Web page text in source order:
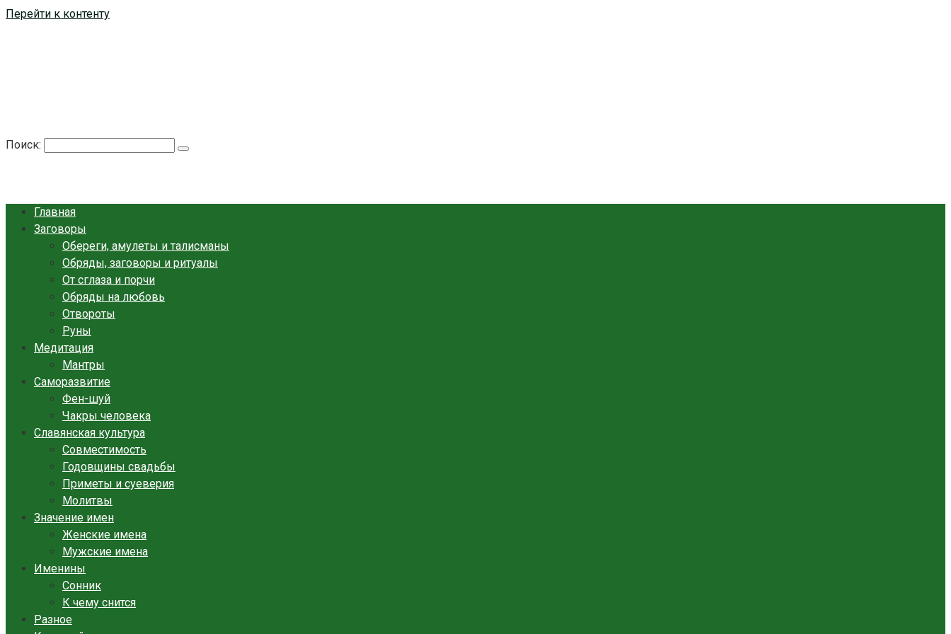
Перейти к контенту
Поиск:
Главная
Заговоры
Обереги, амулеты и талисманы
Обряды, заговоры и ритуалы
От сглаза и порчи
Обряды на любовь
Отвороты
Руны
Медитация
Мантры
Саморазвитие
Фен-шуй
Чакры человека
Славянская культура
Совместимость
Годовщины свадьбы
Приметы и суеверия
Молитвы
Значение имен
Женские имена
Мужские имена
Именины
Сонник
К чему снится
Разное